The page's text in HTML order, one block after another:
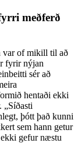
meðferð
var of mikill til að
fyrir nýjan
sér að
hentaði ekki
„Síðasti
þótt það kunni
sem hann getur
gefur næstu